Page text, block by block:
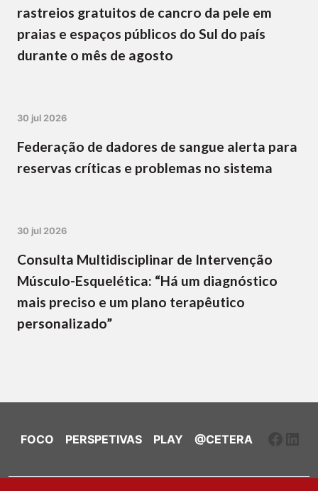
rastreios gratuitos de cancro da pele em
praias e espaços públicos do Sul do país
durante o mês de agosto
30 jul 2026
Federação de dadores de sangue alerta para
reservas críticas e problemas no sistema
30 jul 2026
Consulta Multidisciplinar de Intervenção
Músculo-Esquelética: “Há um diagnóstico
mais preciso e um plano terapêutico
personalizado”
FOCO PERSPETIVAS PLAY @CETERA